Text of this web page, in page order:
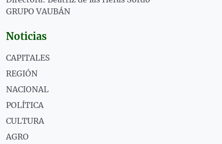
GRUPO VAUBÁN
Noticias
CAPITALES
REGIÓN
NACIONAL
POLÍTICA
CULTURA
AGRO